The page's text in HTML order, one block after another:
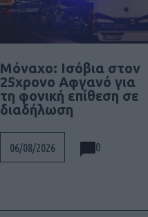
Μόναχο: Ισόβια στον
25χρονο Αφγανό για
τη φονική επίθεση σε
διαδήλωση
06/08/2026 0